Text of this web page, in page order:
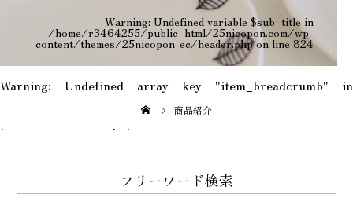
Warning: Undefined variable $sub_title in
/home/r3464255/public_html/25nicopon.com/wp-
content/themes/25nicopon-ec/header.phpon line824
Warning: Undefined array key "item_breadcrumb" in
/home/r3464255/public_html/25nicopon.com/wp-
content/themes/25nicopon-ec/template-
商品紹介
フリーワード検索